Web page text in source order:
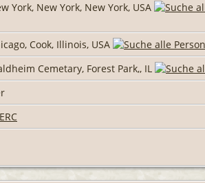
York, New York, New York, USA
Cook, Illinois, USA
Cemetary, Forest Park,, IL